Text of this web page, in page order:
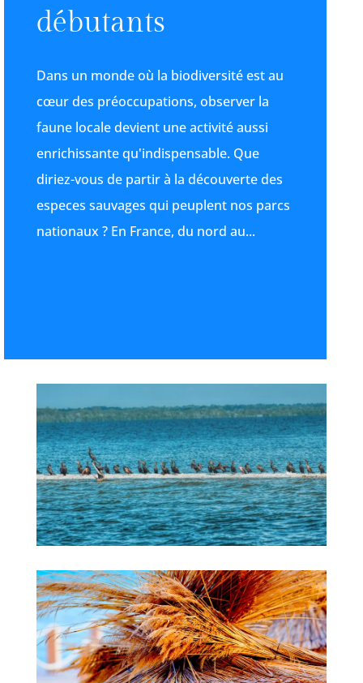
débutants
Dans un monde où la biodiversité est au
cœur des préoccupations, observer la
faune locale devient une activité aussi
enrichissante qu'indispensable. Que
diriez-vous de partir à la découverte des
especes sauvages qui peuplent nos parcs
nationaux ? En France, du nord au...